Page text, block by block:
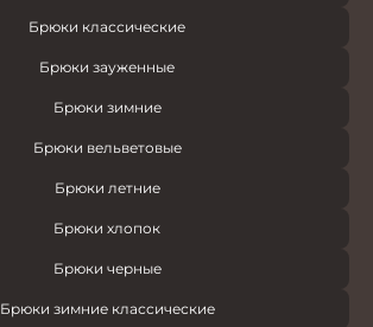
Брюки классические
Брюки зауженные
Брюки зимние
Брюки вельветовые
Брюки летние
Брюки хлопок
Брюки черные
Брюки зимние классические